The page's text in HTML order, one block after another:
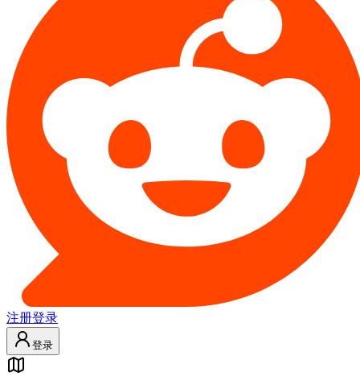
注册登录
登录